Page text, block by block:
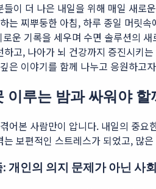
들이 더 나은 내일을 위해 매일 새
는 찌뿌둥한 아침, 하루 종일 머릿
운 기록을 세우며 수면 솔루션의
고, 나아가 뇌 건강까지 증진시키는
은 이야기를 함께 나누고 응원하고
이루는 밤과 싸워야 할
어본 사람만이 압니다. 내일의 중
보편적인 스트레스가 되었고, 많
개인의 의지 문제가 아닌 사